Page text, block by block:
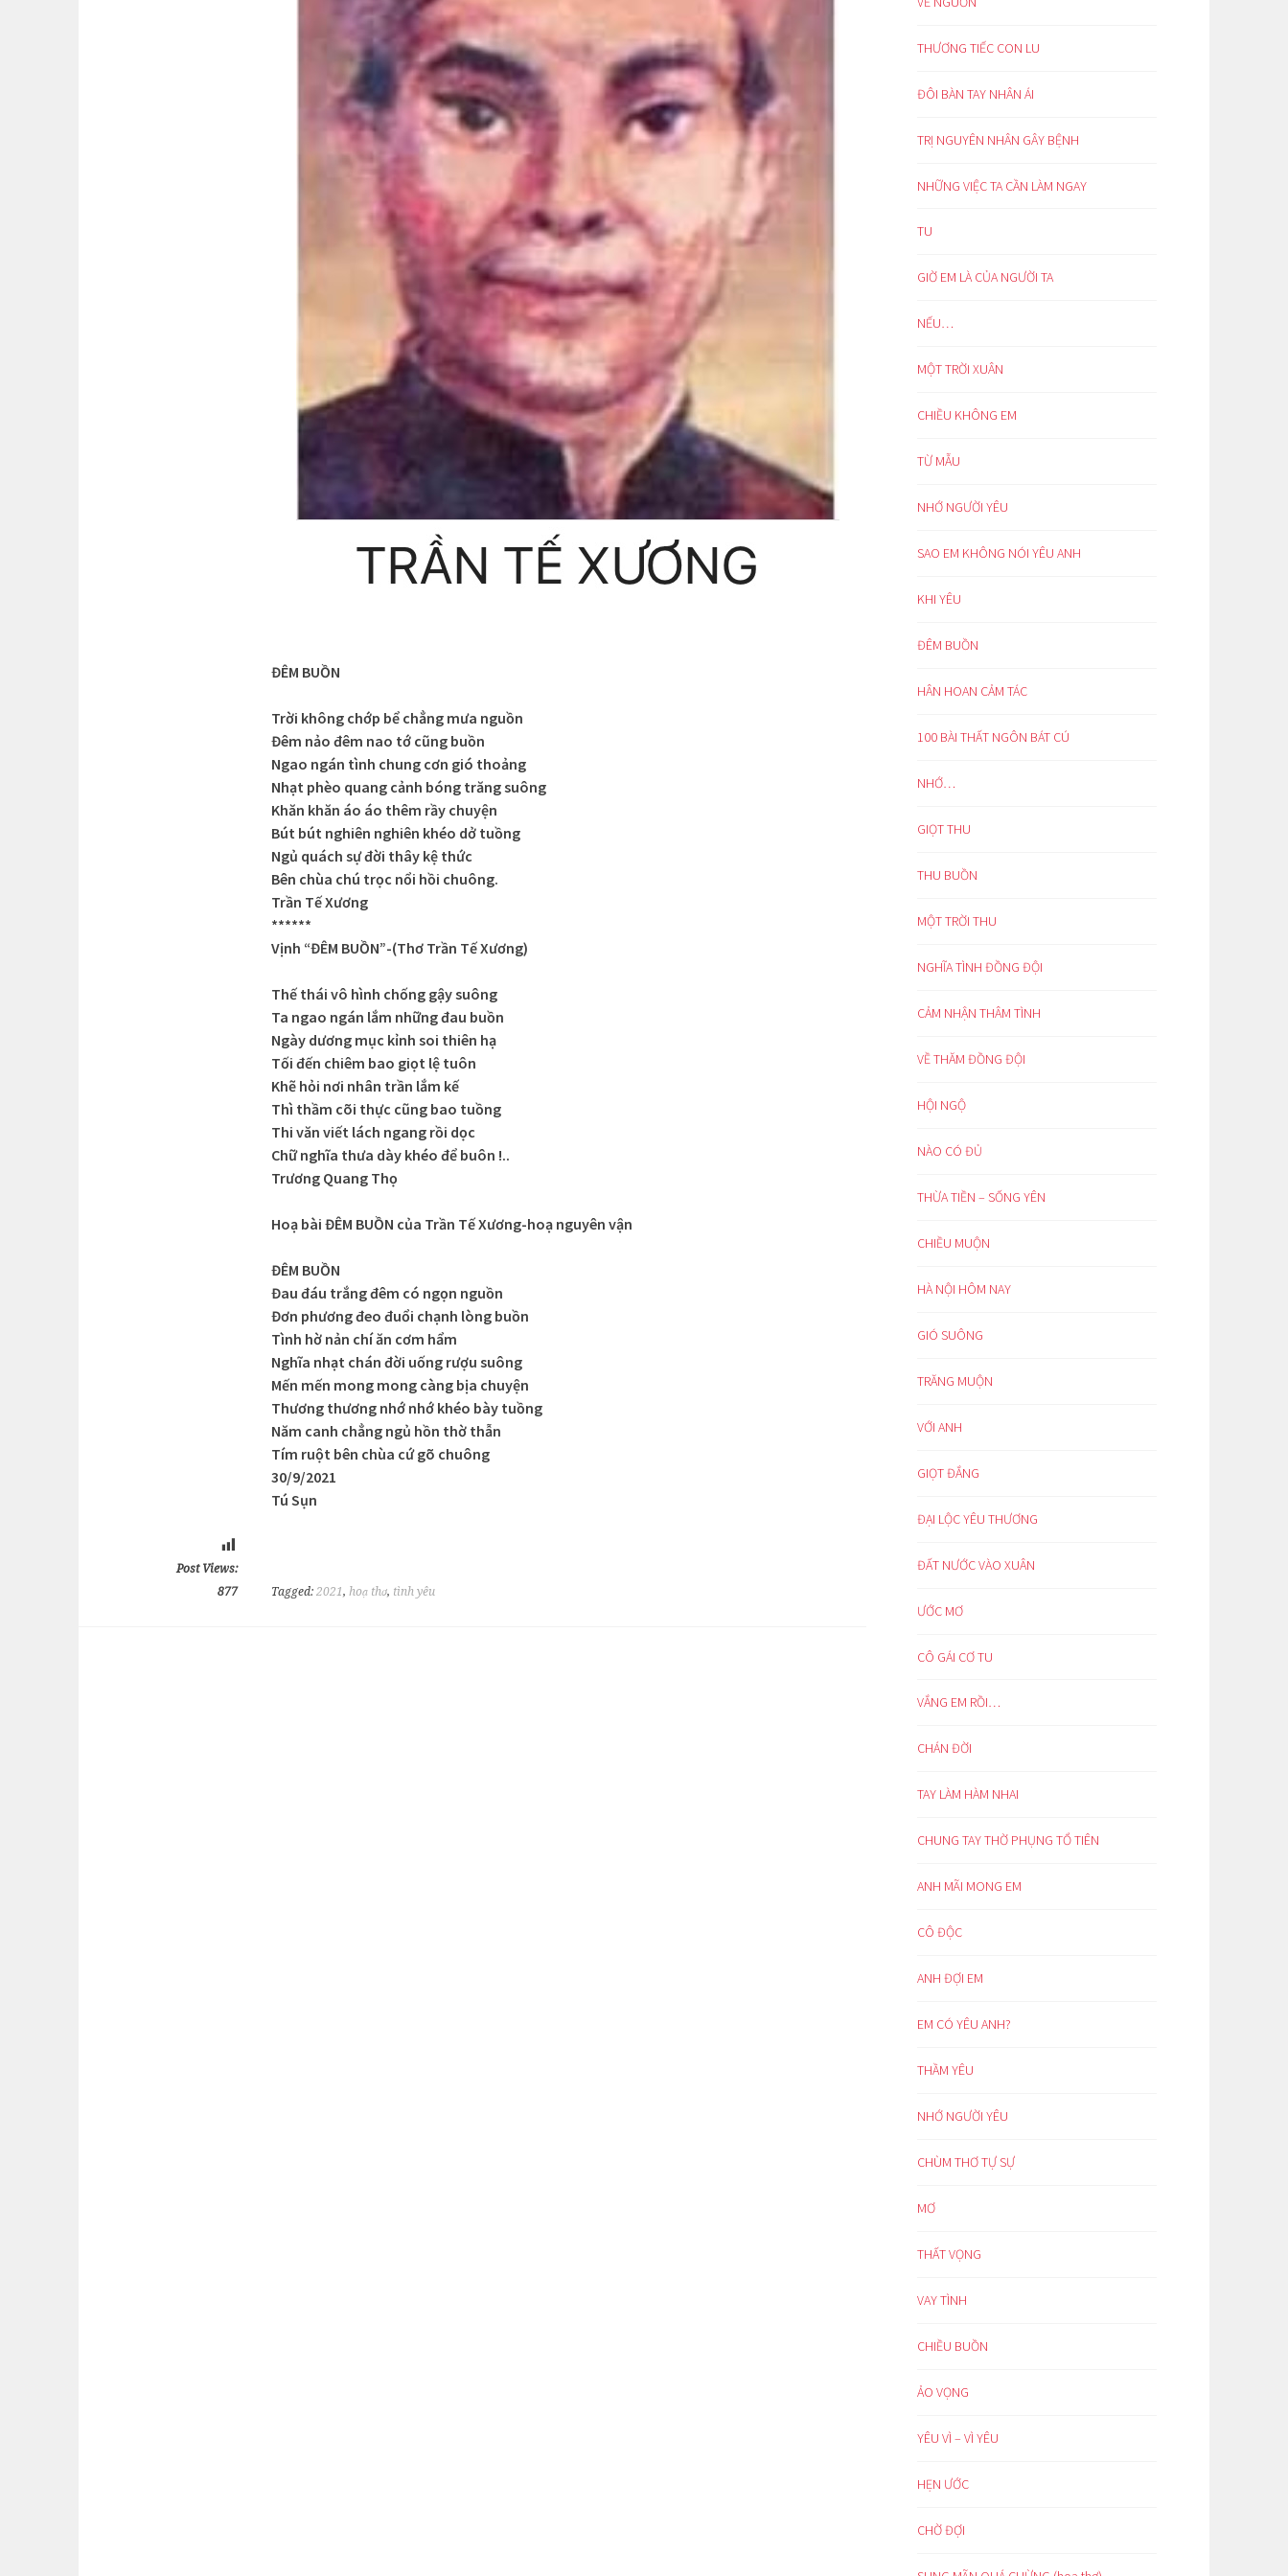
ĐÊM BUỒN
Trời không chớp bể chẳng mưa nguồn
Đêm nảo đêm nao tớ cũng buồn
Ngao ngán tình chung cơn gió thoảng
Nhạt phèo quang cảnh bóng trăng suông
Khăn khăn áo áo thêm rầy chuyện
Bút bút nghiên nghiên khéo dở tuồng
Ngủ quách sự đời thây kệ thức
Bên chùa chú trọc nổi hồi chuông.
Trần Tế Xương
******
Vịnh “ĐÊM BUỒN”-(Thơ Trần Tế Xương)
Thế thái vô hình chống gậy suông
Ta ngao ngán lắm những đau buồn
Ngày dương mục kỉnh soi thiên hạ
Tối đến chiêm bao giọt lệ tuôn
Khẽ hỏi nơi nhân trần lắm kế
Thì thầm cõi thực cũng bao tuồng
Thi văn viết lách ngang rồi dọc
Chữ nghĩa thưa dày khéo để buôn !..
Trương Quang Thọ
Hoạ bài ĐÊM BUỒN của Trần Tế Xương-hoạ nguyên vận
ĐÊM BUỒN
Đau đáu trắng đêm có ngọn nguồn
Đơn phương đeo đuổi chạnh lòng buồn
Tình hờ nản chí ăn cơm hẩm
Nghĩa nhạt chán đời uống rượu suông
Mến mến mong mong càng bịa chuyện
Thương thương nhớ nhớ khéo bày tuồng
Năm canh chẳng ngủ hồn thờ thẫn
Tím ruột bên chùa cứ gõ chuông
30/9/2021
Tú Sụn
Post Views:
877
Tagged: 2021, hoạ thơ, tình yêu
THƯƠNG TIẾC CON LU
ĐÔI BÀN TAY NHÂN ÁI
TRỊ NGUYÊN NHÂN GÂY BỆNH
NHỮNG VIỆC TA CẦN LÀM NGAY
TU
GIỜ EM LÀ CỦA NGƯỜI TA
NẾU…
MỘT TRỜI XUÂN
CHIỀU KHÔNG EM
TỪ MẪU
NHỚ NGƯỜI YÊU
SAO EM KHÔNG NÓI YÊU ANH
KHI YÊU
ĐÊM BUỒN
HÂN HOAN CẢM TÁC
100 BÀI THẤT NGÔN BÁT CÚ
NHỚ…
GIỌT THU
THU BUỒN
MỘT TRỜI THU
NGHĨA TÌNH ĐỒNG ĐỘI
CẢM NHẬN THÂM TÌNH
VỀ THĂM ĐỒNG ĐỘI
HỘI NGỘ
NÀO CÓ ĐỦ
THỪA TIỀN – SỐNG YÊN
CHIỀU MUỘN
HÀ NỘI HÔM NAY
GIÓ SUÔNG
TRĂNG MUỘN
VỚI ANH
GIỌT ĐẮNG
ĐẠI LỘC YÊU THƯƠNG
ĐẤT NƯỚC VÀO XUÂN
ƯỚC MƠ
CÔ GÁI CƠ TU
VẮNG EM RỒI…
CHÁN ĐỜI
TAY LÀM HÀM NHAI
CHUNG TAY THỜ PHỤNG TỔ TIÊN
ANH MÃI MONG EM
CÔ ĐỘC
ANH ĐỢI EM
EM CÓ YÊU ANH?
THẦM YÊU
NHỚ NGƯỜI YÊU
CHÙM THƠ TỰ SỰ
MƠ
THẤT VỌNG
VAY TÌNH
CHIỀU BUỒN
ẢO VỌNG
YÊU VÌ – VÌ YÊU
HẸN ƯỚC
CHỜ ĐỢI